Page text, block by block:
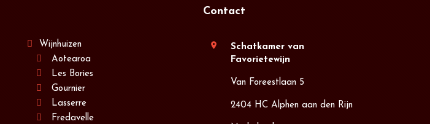
Wijnhuizen
Aotearoa
Les Bories
Gournier
Lasserre
Fredavelle
Contact
location_on
Schatkamer van
Favorietewijn
Van Foreestlaan 5
2404 HC Alphen aan den Rijn